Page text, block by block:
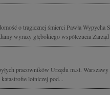
o tragicznej śmierci Pawła Wypycha
wyrazy głębokiego współczucia
pracowników Urzędu m.st.
lotniczej pod...